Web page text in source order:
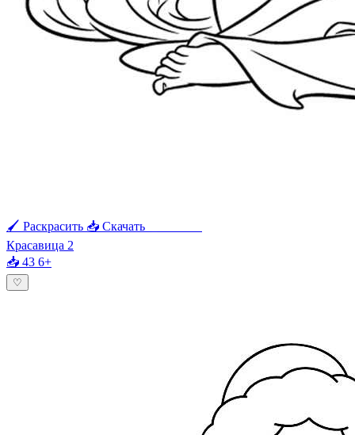
🖌 Раскрасить 📥 Скачать
Красавица 2
📥 43 6+
♡